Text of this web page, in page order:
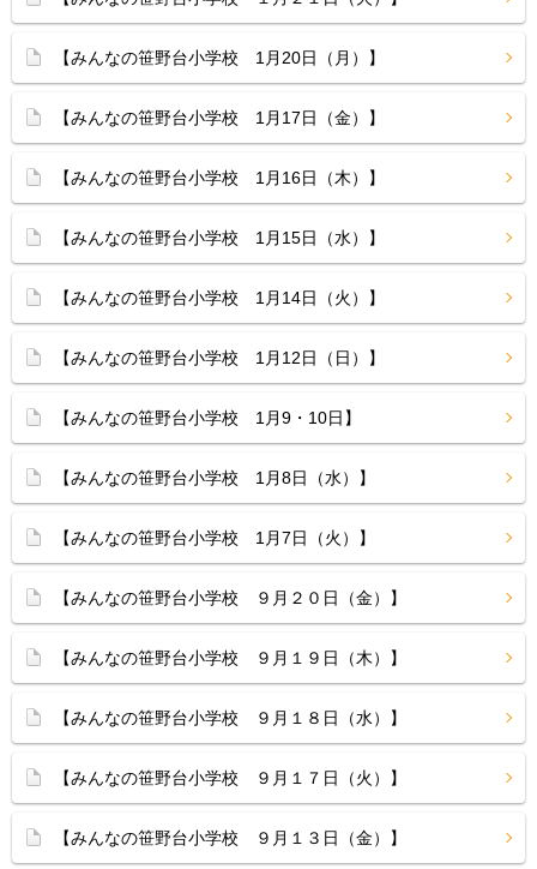
【みんなの笹野台小学校 1月20日（月）】
【みんなの笹野台小学校 1月17日（金）】
【みんなの笹野台小学校 1月16日（木）】
【みんなの笹野台小学校 1月15日（水）】
【みんなの笹野台小学校 1月14日（火）】
【みんなの笹野台小学校 1月12日（日）】
【みんなの笹野台小学校 1月9・10日】
【みんなの笹野台小学校 1月8日（水）】
【みんなの笹野台小学校 1月7日（火）】
【みんなの笹野台小学校 ９月２０日（金）】
【みんなの笹野台小学校 ９月１９日（木）】
【みんなの笹野台小学校 ９月１８日（水）】
【みんなの笹野台小学校 ９月１７日（火）】
【みんなの笹野台小学校 ９月１３日（金）】